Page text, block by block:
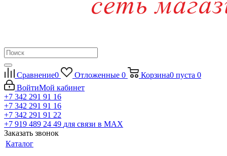
Сравнение0 Отложенные 0 Корзина0 пуста 0
ВойтиМой кабинет
+7 342 291 91 16
+7 342 291 91 16
+7 342 291 91 22
+7 919 489 24 49 для связи в МАХ
Заказать звонок
Каталог